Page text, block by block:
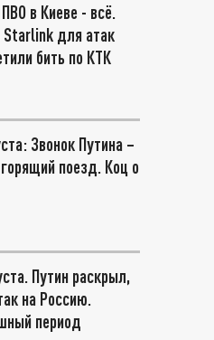
в Киеве - всё.
Starlink для атак
бить по КТК
Звонок Путина –
поезд. Коц о
Путин раскрыл,
на Россию.
период